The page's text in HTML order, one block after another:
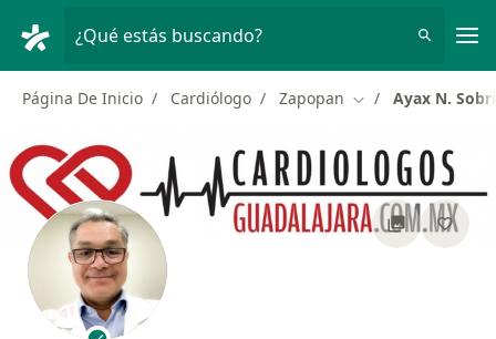
¿Qué estás buscando?
Página De Inicio Cardiólogo Zapopan Cambiar de ciudad
Ayax N.